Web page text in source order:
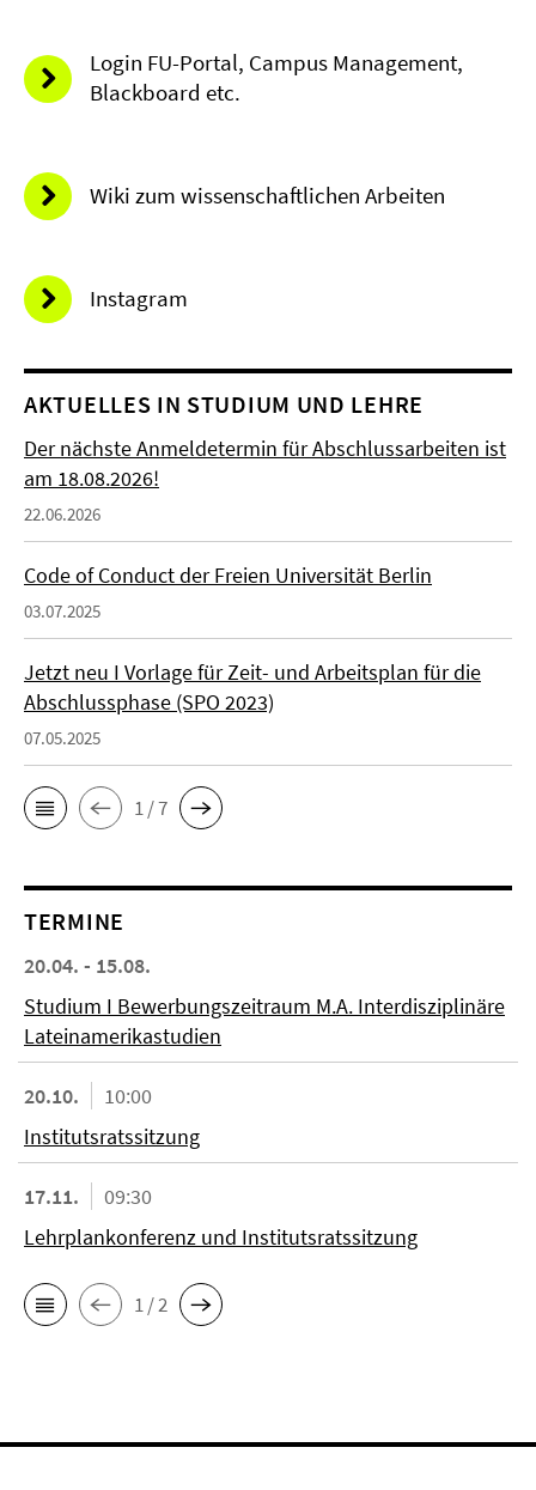
Login FU-Portal, Campus Management,
Blackboard etc.
Wiki zum wissenschaftlichen Arbeiten
Instagram
AKTUELLES IN STUDIUM UND LEHRE
Der nächste Anmeldetermin für Abschlussarbeiten ist
am 18.08.2026!
22.06.2026
Code of Conduct der Freien Universität Berlin
03.07.2025
Jetzt neu I Vorlage für Zeit- und Arbeitsplan für die
Abschlussphase (SPO 2023)
07.05.2025
1 / 7
TERMINE
20.04. - 15.08.
Studium I Bewerbungszeitraum M.A. Interdisziplinäre
Lateinamerikastudien
20.10.
10:00
Institutsratssitzung
17.11.
09:30
Lehrplankonferenz und Institutsratssitzung
1 / 2